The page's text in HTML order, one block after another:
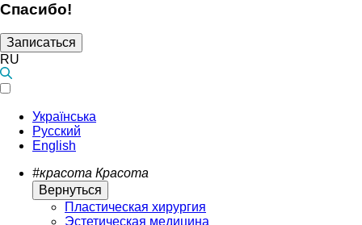
Спасибо!
Записаться
RU
Українська
Русский
English
#красота Красота
Вернуться
Пластическая хирургия
Эстетическая медицина